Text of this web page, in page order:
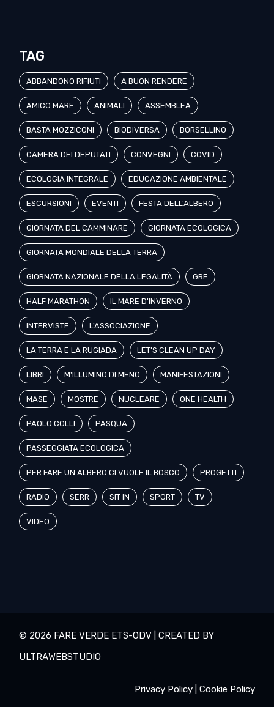
TAG
ABBANDONO RIFIUTI A BUON RENDERE
AMICO MARE ANIMALI ASSEMBLEA
BASTA MOZZICONI BIODIVERSA BORSELLINO
CAMERA DEI DEPUTATI CONVEGNI COVID
ECOLOGIA INTEGRALE EDUCAZIONE AMBIENTALE
ESCURSIONI EVENTI FESTA DELL'ALBERO
GIORNATA DEL CAMMINARE GIORNATA ECOLOGICA
GIORNATA MONDIALE DELLA TERRA
GIORNATA NAZIONALE DELLA LEGALITÀ GRE
HALF MARATHON IL MARE D'INVERNO
INTERVISTE L'ASSOCIAZIONE
LA TERRA E LA RUGIADA LET'S CLEAN UP DAY
LIBRI M'ILLUMINO DI MENO MANIFESTAZIONI
MASE MOSTRE NUCLEARE ONE HEALTH
PAOLO COLLI PASQUA
PASSEGGIATA ECOLOGICA
PER FARE UN ALBERO CI VUOLE IL BOSCO PROGETTI
RADIO SERR SIT IN SPORT TV
VIDEO
© 2026 FARE VERDE ETS-ODV | CREATED BY
ULTRAWEBSTUDIO
Privacy Policy| Cookie Policy